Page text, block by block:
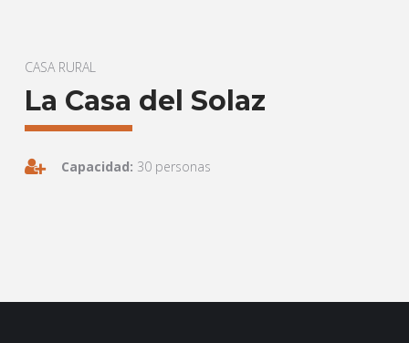
CASA RURAL
La Casa del Solaz
Capacidad: 30 personas